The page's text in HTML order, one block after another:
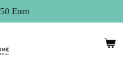
Fysieke winkel te 9300 Aalst